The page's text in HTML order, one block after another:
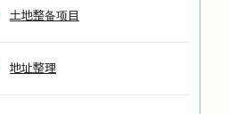
土地整备项目
地址整理